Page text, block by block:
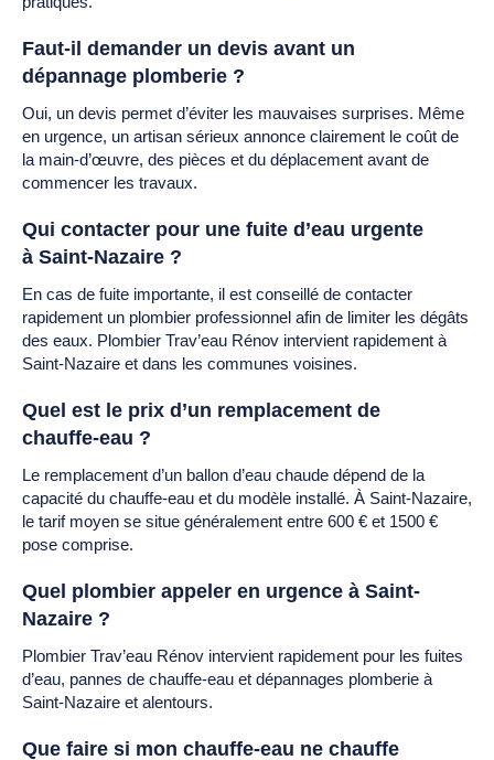
Faut-il demander un devis avant un
dépannage plomberie ?
Oui, un devis permet d’éviter les mauvaises surprises. Même
en urgence, un artisan sérieux annonce clairement le coût de
la main-d’œuvre, des pièces et du déplacement avant de
commencer les travaux.
Qui contacter pour une fuite d’eau urgente
à Saint-Nazaire ?
En cas de fuite importante, il est conseillé de contacter
rapidement un plombier professionnel afin de limiter les dégâts
des eaux. Plombier Trav’eau Rénov intervient rapidement à
Saint-Nazaire et dans les communes voisines.
Quel est le prix d’un remplacement de
chauffe-eau ?
Le remplacement d’un ballon d’eau chaude dépend de la
capacité du chauffe-eau et du modèle installé. À Saint-Nazaire,
le tarif moyen se situe généralement entre 600 € et 1500 €
pose comprise.
Quel plombier appeler en urgence à Saint-
Nazaire ?
Plombier Trav’eau Rénov intervient rapidement pour les fuites
d’eau, pannes de chauffe-eau et dépannages plomberie à
Saint-Nazaire et alentours.
Que faire si mon chauffe-eau ne chauffe